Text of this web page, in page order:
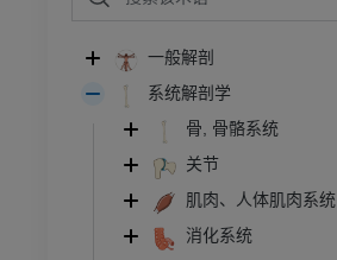
一般解剖
系统解剖学
骨, 骨骼系统
关节
肌肉、人体肌肉系统
消化系统